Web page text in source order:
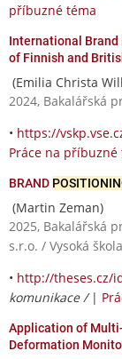
příbuzné téma
International Brand
of Finnish and
(Emilia Christa
2024, Bakalářská
• https://
Práce na příbuzné
BRAND
(Martin Zeman)
2025, Bakalářská
s.r.o. / Vysoká
• http://theses.cz/
komunikace / |
Application of
Deformation